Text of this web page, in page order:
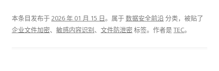
本条目发布于2026 年 01 月 15 日。属于数据安全前沿分类，被贴了
企业文件加密、 敏感内容识别、 文件防泄密标签。 作者是TEC。